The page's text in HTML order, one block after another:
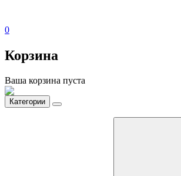
0
Корзина
Ваша корзина пуста
Категории